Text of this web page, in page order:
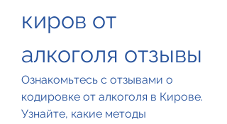
киров от
алкоголя отзывы
Ознакомьтесь с отзывами о
кодировке от алкоголя в Кирове.
Узнайте, какие методы